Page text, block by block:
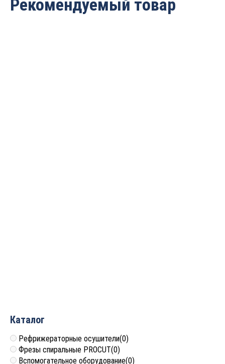
Рекомендуемый товар
Каталог
Рефрижераторные осушители(0)
Фрезы спиральные PROCUT(0)
Вспомогательное оборудование(0)